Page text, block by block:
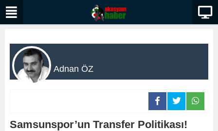
Adnan ÖZ
Samsunspor’un Transfer Politikası!